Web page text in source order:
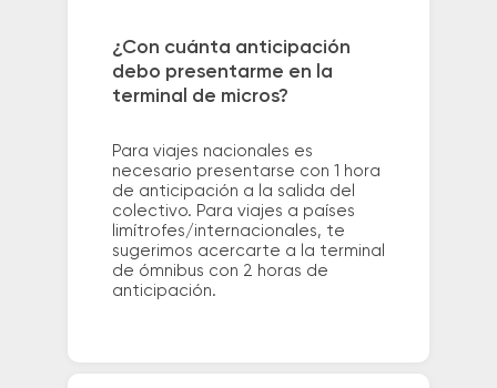
¿Con cuánta anticipación
debo presentarme en la
terminal de micros?
Para viajes nacionales es
necesario presentarse con 1 hora
de anticipación a la salida del
colectivo. Para viajes a países
limítrofes/internacionales, te
sugerimos acercarte a la terminal
de ómnibus con 2 horas de
anticipación.